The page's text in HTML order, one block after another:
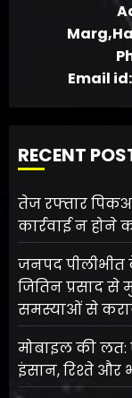
Email
RECENT
तेज रफ्तार
कार्रवाई न होने
जनपद पीलीभीत
जितिन प्रसाद
समस्याओं से
मोबाइल की लत:
इंसान, रिश्ते और